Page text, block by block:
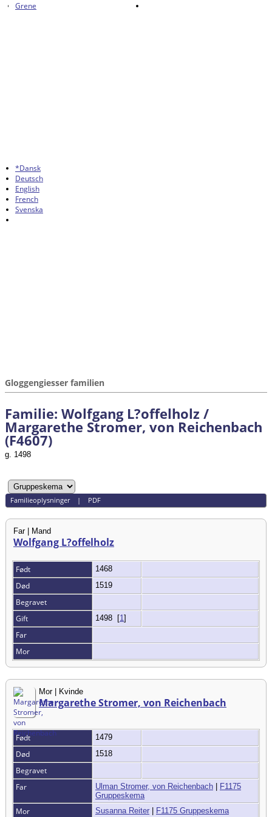
Grene
*Dansk
Deutsch
English
French
Svenska
Gloggengiesser familien
Familie: Wolfgang L?offelholz /
Margarethe Stromer, von Reichenbach
(F4607)
g. 1498
Familieoplysninger| PDF
Far | Mand
Wolfgang L?offelholz
Født 1468
Død 1519
Begravet
Gift
1498 [1]
Far
Mor
Mor | Kvinde
Margarethe Stromer, von Reichenbach
Født 1479
Død 1518
Begravet
Far
Ulman Stromer, von Reichenbach | F1175
Gruppeskema
Mor Susanna Reiter | F1175 Gruppeskema